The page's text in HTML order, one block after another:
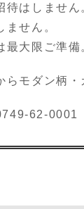
待はしません
ません。
最大限ご準備
らモダン柄
62-0001